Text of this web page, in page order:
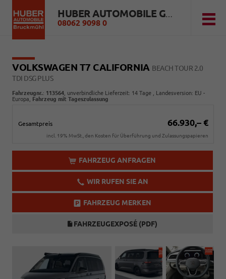
HUBER AUTOMOBILE GMBH
08062 9098 0
VOLKSWAGEN T7 CALIFORNIA BEACH TOUR 2.0
TDI DSG PLUS
Fahrzeugnr.: 113564 , unverbindliche Lieferzeit: 14 Tage , Landesversion: EU -
Europa, Fahrzeug mit Tageszulassung
Gesamtpreis 66.930,– €
incl. 19% MwSt., den Kosten für Überführung und Zulassungspapieren
FAHRZEUG ANFRAGEN
WIR RUFEN SIE AN
FAHRZEUG MERKEN
FAHRZEUGEXPOSÉ (PDF)